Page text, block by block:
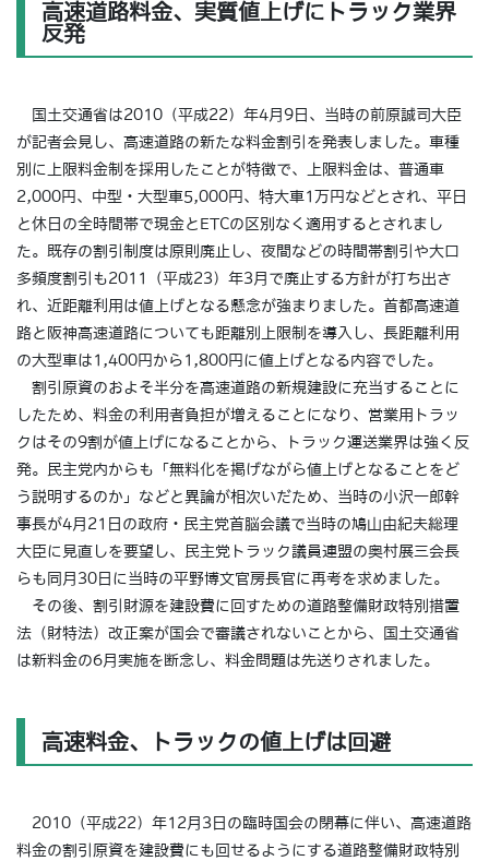
高速道路料金、実質値上げにトラック業界
反発
国土交通省は2010（平成22）年4月9日、当時の前原誠司大臣
が記者会見し、高速道路の新たな料金割引を発表しました。車種
別に上限料金制を採用したことが特徴で、上限料金は、普通車
2,000円、中型・大型車5,000円、特大車1万円などとされ、平日
と休日の全時間帯で現金とETCの区別なく適用するとされまし
た。既存の割引制度は原則廃止し、夜間などの時間帯割引や大口
多頻度割引も2011（平成23）年3月で廃止する方針が打ち出さ
れ、近距離利用は値上げとなる懸念が強まりました。首都高速道
路と阪神高速道路についても距離別上限制を導入し、長距離利用
の大型車は1,400円から1,800円に値上げとなる内容でした。
割引原資のおよそ半分を高速道路の新規建設に充当することに
したため、料金の利用者負担が増えることになり、営業用トラッ
クはその9割が値上げになることから、トラック運送業界は強く反
発。民主党内からも「無料化を掲げながら値上げとなることをど
う説明するのか」などと異論が相次いだため、当時の小沢一郎幹
事長が4月21日の政府・民主党首脳会議で当時の鳩山由紀夫総理
大臣に見直しを要望し、民主党トラック議員連盟の奥村展三会長
らも同月30日に当時の平野博文官房長官に再考を求めました。
その後、割引財源を建設費に回すための道路整備財政特別措置
法（財特法）改正案が国会で審議されないことから、国土交通省
は新料金の6月実施を断念し、料金問題は先送りされました。
高速料金、トラックの値上げは回避
2010（平成22）年12月3日の臨時国会の閉幕に伴い、高速道路
料金の割引原資を建設費にも回せるようにする道路整備財政特別